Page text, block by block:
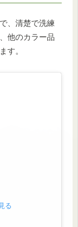
、清楚で洗練
他のカラー品
す。
る